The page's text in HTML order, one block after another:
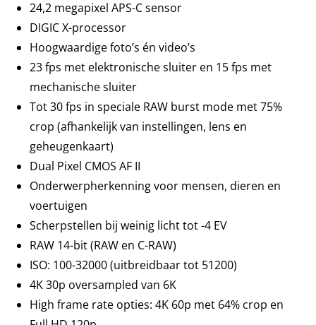
24,2 megapixel APS-C sensor
DIGIC X-processor
Hoogwaardige foto’s én video’s
23 fps met elektronische sluiter en 15 fps met
mechanische sluiter
Tot 30 fps in speciale RAW burst mode met 75%
crop (afhankelijk van instellingen, lens en
geheugenkaart)
Dual Pixel CMOS AF II
Onderwerpherkenning voor mensen, dieren en
voertuigen
Scherpstellen bij weinig licht tot -4 EV
RAW 14-bit (RAW en C-RAW)
ISO: 100-32000 (uitbreidbaar tot 51200)
4K 30p oversampled van 6K
High frame rate opties: 4K 60p met 64% crop en